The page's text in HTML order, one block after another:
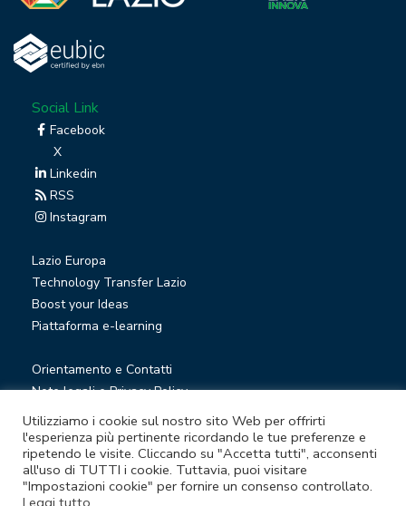
Social Link
Facebook
X
Linkedin
RSS
Instagram
Lazio Europa
Technology Transfer Lazio
Boost your Ideas
Piattaforma e-learning
Orientamento e Contatti
Note legali e Privacy Policy
Privacy Newsletter
Società trasparente
Whistleblowing
Utilizziamo i cookie sul nostro sito Web per offrirti
l'esperienza più pertinente ricordando le tue preferenze e
ripetendo le visite. Cliccando su "Accetta tutti", acconsenti
all'uso di TUTTI i cookie. Tuttavia, puoi visitare
"Impostazioni cookie" per fornire un consenso controllato.
Leggi tutto